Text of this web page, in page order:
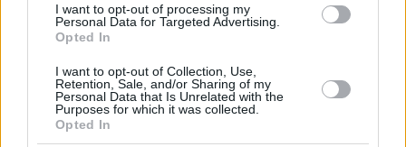
I want to opt-out of processing my
Personal Data for Targeted Advertising.
Opted In
I want to opt-out of Collection, Use,
Retention, Sale, and/or Sharing of my
Personal Data that Is Unrelated with the
Purposes for which it was collected.
Opted In